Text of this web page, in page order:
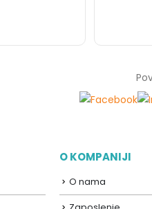
O KOMPANIJI
O nama